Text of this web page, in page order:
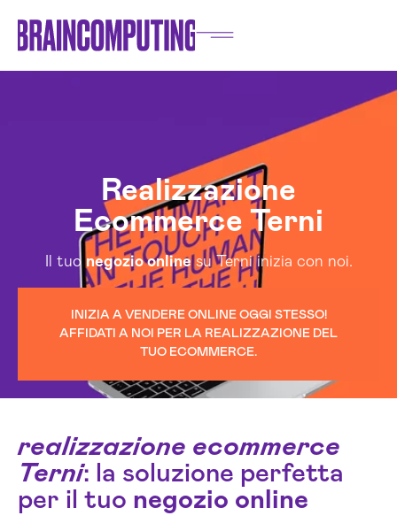
Realizzazione
Ecommerce Terni
Il tuonegozio onlinesu Terni inizia con noi.
INIZIA A VENDERE ONLINE OGGI STESSO!
AFFIDATI A NOI PER LA REALIZZAZIONE DEL
TUO ECOMMERCE.
realizzazione ecommerce
Terni: la soluzione perfetta
per il tuo negozio online